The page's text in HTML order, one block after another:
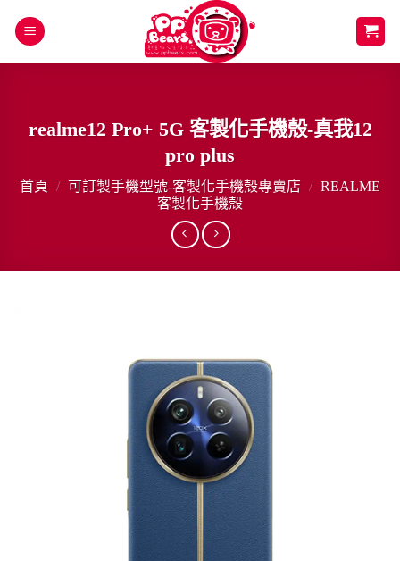
realme12 Pro+ 5G 客製化手機殼-真我12
pro plus
首頁 / 可訂製手機型號-客製化手機殼專賣店 / REALME
客製化手機殼